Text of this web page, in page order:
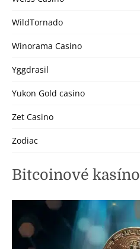
WildTornado
Winorama Casino
Yggdrasil
Yukon Gold casino
Zet Casino
Zodiac
Bitcoinové kasíno